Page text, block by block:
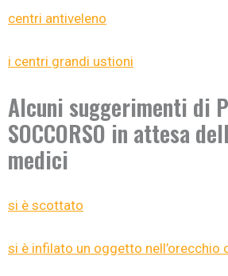
centri antiveleno
i centri grandi ustioni
Alcuni suggerimenti di
SOCCORSO in attesa
medici
si è scottato
si è infilato un oggetto nell’orecchio